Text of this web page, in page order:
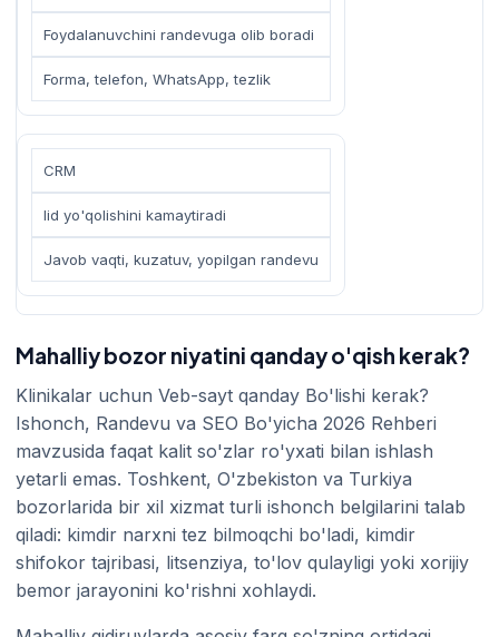
Foydalanuvchini randevuga olib boradi
Forma, telefon, WhatsApp, tezlik
CRM
lid yo'qolishini kamaytiradi
Javob vaqti, kuzatuv, yopilgan randevu
Mahalliy bozor niyatini qanday o'qish kerak?
Klinikalar uchun Veb-sayt qanday Bo'lishi kerak?
Ishonch, Randevu va SEO Bo'yicha 2026 Rehberi
mavzusida faqat kalit so'zlar ro'yxati bilan ishlash
yetarli emas. Toshkent, O'zbekiston va Turkiya
bozorlarida bir xil xizmat turli ishonch belgilarini talab
qiladi: kimdir narxni tez bilmoqchi bo'ladi, kimdir
shifokor tajribasi, litsenziya, to'lov qulayligi yoki xorijiy
bemor jarayonini ko'rishni xohlaydi.